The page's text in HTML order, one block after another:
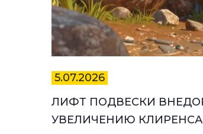
5.07.2026
ЛИФТ ПОДВЕСКИ
УВЕЛИЧЕНИЮ